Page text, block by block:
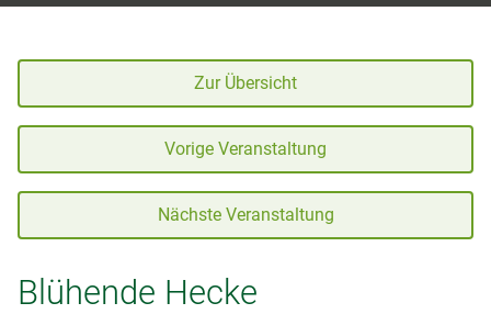
Zur Übersicht
Vorige Veranstaltung
Nächste Veranstaltung
Blühende Hecke